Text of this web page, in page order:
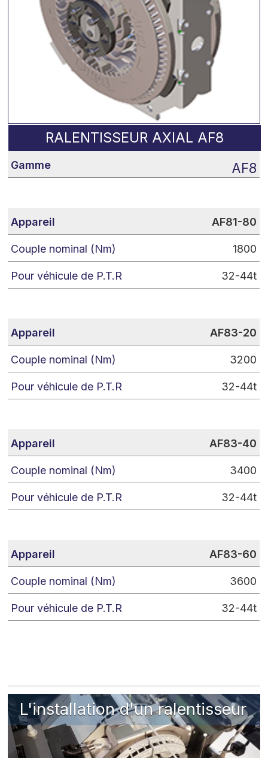
RALENTISSEUR AXIAL AF8
AF8
AF81-80
1800
32-44t
AF83-20
3200
32-44t
AF83-40
3400
32-44t
AF83-60
3600
32-44t
L'installation d'un ralentisseur